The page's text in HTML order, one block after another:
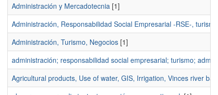
Administración y Mercadotecnia [1]
Administración, Responsabilidad Social Empresarial -RSE-,
Administración, Turismo, Negocios [1]
administración; responsabilidad social empresarial; turismo;
Agricultural products, Use of water, GIS, Irrigation, Vinces river